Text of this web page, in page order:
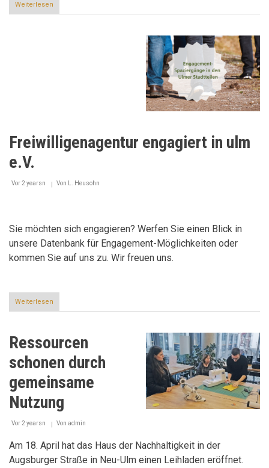
Weiterlesen
Leserbrief:
Freiwilligenagentur engagiert in ulm
e.V.
Vor 2 yearsn Von L. Heusohn
Sie möchten sich engagieren? Werfen Sie einen Blick in
unsere Datenbank für Engagement-Möglichkeiten oder
kommen Sie auf uns zu. Wir freuen uns.
Weiterlesen
Freiwilligenagentur
ulm
Ressourcen
schonen durch
gemeinsame
Nutzung
Vor 2 yearsn Von admin
Am 18. April hat das Haus der Nachhaltigkeit in der
Augsburger Straße in Neu-Ulm einen Leihladen eröffnet.